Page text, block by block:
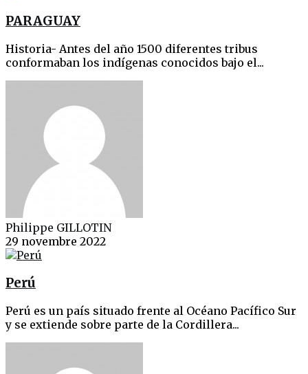
PARAGUAY
Historia- Antes del año 1500 diferentes tribus
conformaban los indígenas conocidos bajo el...
Philippe GILLOTIN
29 novembre 2022
Perú
Perú es un país situado frente al Océano Pacífico Sur
y se extiende sobre parte de la Cordillera...